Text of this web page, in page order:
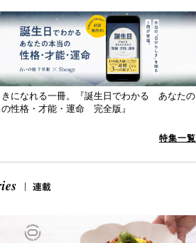
きになれる一冊。『誕生日でわかる あなたの
性格・才能・運命 完全版』
特集一覧